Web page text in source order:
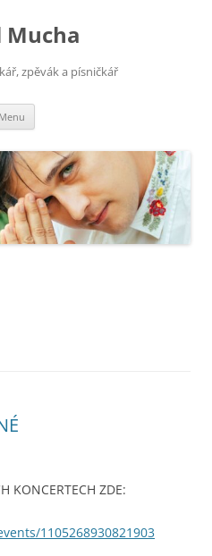
Mucha
zpěvák a písničkář
Menu
webu
KONCERTECH ZDE:
1105268930821903